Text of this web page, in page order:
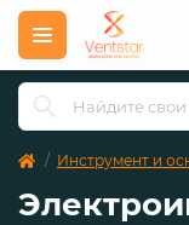
Инструмент и